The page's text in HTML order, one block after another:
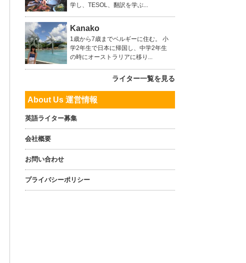
学し、TESOL、翻訳を学ぶ...
Kanako
1歳から7歳までベルギーに住む。 小
学2年生で日本に帰国し、中学2年生
の時にオーストラリアに移り...
ライター一覧を見る
About Us 運営情報
英語ライター募集
会社概要
お問い合わせ
プライバシーポリシー